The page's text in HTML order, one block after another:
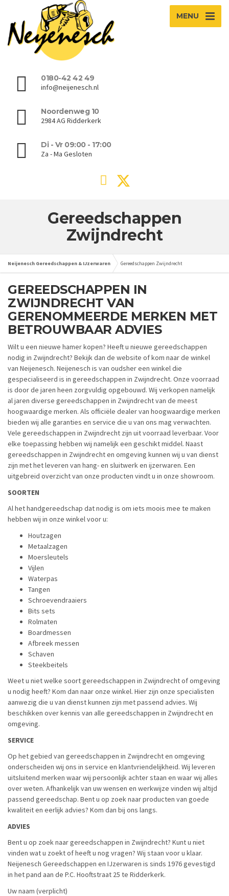
MENU
0180-42 42 49
info@neijenesch.nl
Noordenweg 10
2984 AG Ridderkerk
Di - Vr 09:00 - 17:00
Za - Ma Gesloten
Gereedschappen
Zwijndrecht
Neijenesch Gereedschappen & IJzerwaren Gereedschappen Zwijndrecht
GEREEDSCHAPPEN IN
ZWIJNDRECHT VAN
GERENOMMEERDE MERKEN MET
BETROUWBAAR ADVIES
Wilt u een nieuwe hamer kopen? Heeft u nieuwe gereedschappen
nodig in Zwijndrecht? Bekijk dan de website of kom naar de winkel
van Neijenesch. Neijenesch is van oudsher een winkel die
gespecialiseerd is in gereedschappen in Zwijndrecht. Onze voorraad
is door de jaren heen zorgvuldig opgebouwd. Wij verkopen namelijk
al jaren diverse gereedschappen in Zwijndrecht van de meest
hoogwaardige merken. Als officiële dealer van hoogwaardige merken
bieden wij alle garanties en service die u van ons mag verwachten.
Vele gereedschappen in Zwijndrecht zijn uit voorraad leverbaar. Voor
elke toepassing hebben wij namelijk een geschikt middel. Naast
gereedschappen in Zwijndrecht en omgeving kunnen wij u van dienst
zijn met het leveren van hang- en sluitwerk en ijzerwaren. Een
uitgebreid overzicht van onze producten vindt u in onze showroom.
SOORTEN
Al het handgereedschap dat nodig is om iets moois mee te maken
hebben wij in onze winkel voor u:
Houtzagen
Metaalzagen
Moersleutels
Vijlen
Waterpas
Tangen
Schroevendraaiers
Bits sets
Rolmaten
Boardmessen
Afbreek messen
Schaven
Steekbeitels
Weet u niet welke soort gereedschappen in Zwijndrecht of omgeving
u nodig heeft? Kom dan naar onze winkel. Hier zijn onze specialisten
aanwezig die u van dienst kunnen zijn met passend advies. Wij
beschikken over kennis van alle gereedschappen in Zwijndrecht en
omgeving.
SERVICE
Op het gebied van gereedschappen in Zwijndrecht en omgeving
onderscheiden wij ons in service en klantvriendelijkheid. Wij leveren
uitsluitend merken waar wij persoonlijk achter staan en waar wij alles
over weten. Afhankelijk van uw wensen en werkwijze vinden wij altijd
passend gereedschap. Bent u op zoek naar producten van goede
kwaliteit en eerlijk advies? Kom dan bij ons langs.
ADVIES
Bent u op zoek naar gereedschappen in Zwijndrecht? Kunt u niet
vinden wat u zoekt of heeft u nog vragen? Wij staan voor u klaar.
Neijenesch Gereedschappen en IJzerwaren is sinds 1976 gevestigd
in het pand aan de P.C. Hooftstraat 25 te Ridderkerk.
Uw naam (verplicht)